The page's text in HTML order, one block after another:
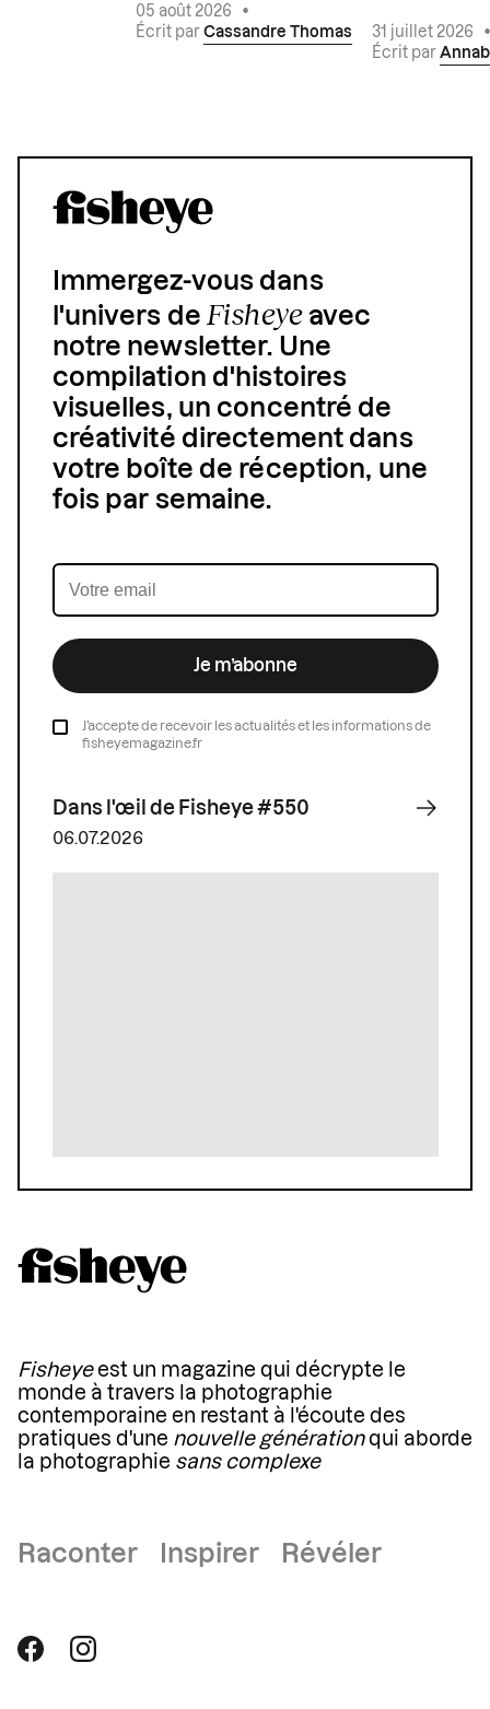
05 août 2026
•
Écrit par Cassandre Thomas 31 juillet 2026
Écrit par
Immergez-vous dans
l'univers deFisheyeavec
notre newsletter. Une
compilation d'histoires
visuelles, un concentré de
créativité directement dans
votre boîte de réception, une
fois par semaine.
Je m’abonne
J’accepte de recevoir les actualités et les informations de
fisheyemagazine.fr
Dans l'œil de Fisheye #550
06.07.2026
Fisheyeest un magazine qui décrypte le
monde à travers la photographie
contemporaine en restant à l'écoute des
pratiques d'une nouvelle générationqui aborde
la photographie sans complexe
Raconter Inspirer Révéler